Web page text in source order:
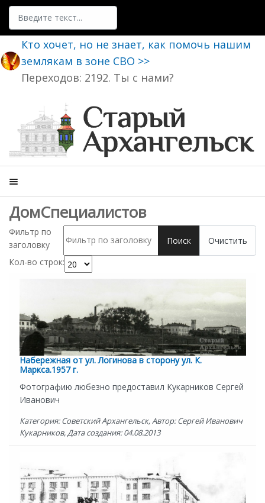
Поиск
Кто хочет, но не знает, как помочь нашим
землякам в зоне СВО >>
Переходов: 2192. Ты с нами?
ДомСпециалистов
Фильтр по
заголовку
Поиск
Очистить
Кол-во строк:
Набережная от ул. Логинова в сторону ул. К.
Маркса.1957 г.
Фотографию любезно предоставил Кукарников Сергей
Иванович
Категория: Советский Архангельск, Автор: Сергей Иванович
Кукарников, Дата создания: 04.08.2013